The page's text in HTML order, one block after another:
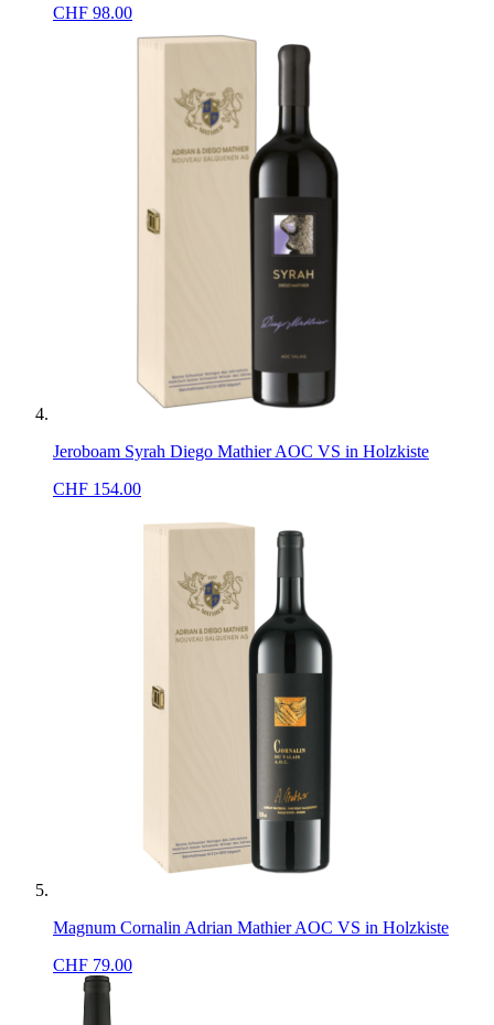
CHF 98.00
Jeroboam Syrah Diego Mathier AOC VS in Holzkiste
CHF 154.00
Magnum Cornalin Adrian Mathier AOC VS in Holzkiste
CHF 79.00